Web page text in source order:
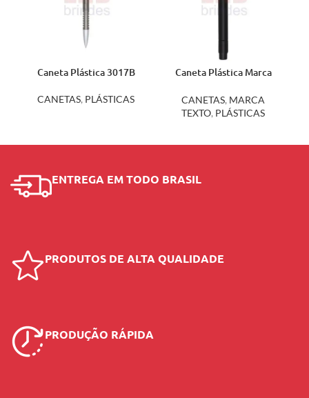
Caneta Plástica 3017B
CANETAS, PLÁSTICAS
Caneta Plástica Marca
CANETAS, MARCA
TEXTO, PLÁSTICAS
ENTREGA EM TODO BRASIL
PRODUTOS DE ALTA QUALIDADE
PRODUÇÃO RÁPIDA